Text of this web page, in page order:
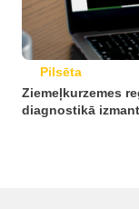
Pilsēta
Ziemeļkurzemes
diagnostikā